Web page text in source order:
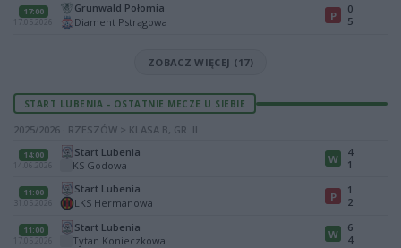
17:00
17.05.2026
Grunwald Połomia
Diament Pstrągowa
P
0
5
ZOBACZ WIĘCEJ (17)
START LUBENIA - OSTATNIE MECZE U SIEBIE
2025/2026 · RZESZÓW > KLASA B, GR. II
14:00
14.06.2026
Start Lubenia
KS Godowa
W
4
1
11:00
31.05.2026
Start Lubenia
LKS Hermanowa
P
1
2
11:00
17.05.2026
Start Lubenia
Tytan Konieczkowa
W
6
4